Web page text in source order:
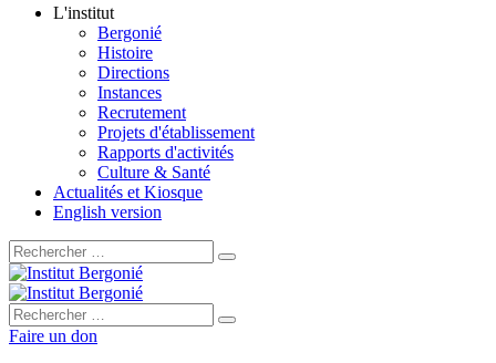
L'institut
Bergonié
Histoire
Directions
Instances
Recrutement
Projets d'établissement
Rapports d'activités
Culture & Santé
Actualités et Kiosque
English version
Rechercher :
Rechercher :
Faire un don